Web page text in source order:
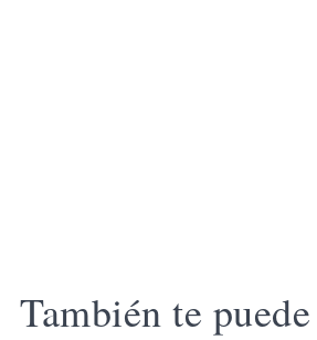
También te